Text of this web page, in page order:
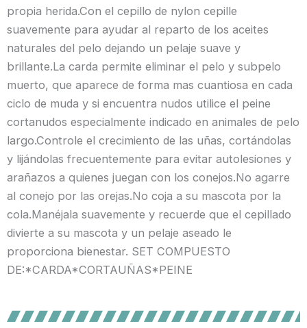
propia herida.Con el cepillo de nylon cepille
suavemente para ayudar al reparto de los aceites
naturales del pelo dejando un pelaje suave y
brillante.La carda permite eliminar el pelo y subpelo
muerto, que aparece de forma mas cuantiosa en cada
ciclo de muda y si encuentra nudos utilice el peine
cortanudos especialmente indicado en animales de pelo
largo.Controle el crecimiento de las uñas, cortándolas
y lijándolas frecuentemente para evitar autolesiones y
arañazos a quienes juegan con los conejos.No agarre
al conejo por las orejas.No coja a su mascota por la
cola.Manéjala suavemente y recuerde que el cepillado
divierte a su mascota y un pelaje aseado le
proporciona bienestar. SET COMPUESTO
DE:*CARDA*CORTAUÑAS*PEINE